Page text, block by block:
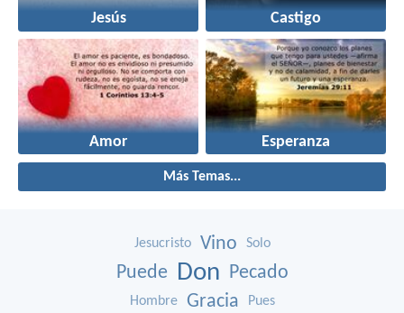
Jesús Castigo
Amor Esperanza
Más Temas...
Jesucristo Vino Solo
Puede Don Pecado
Hombre Gracia Pues